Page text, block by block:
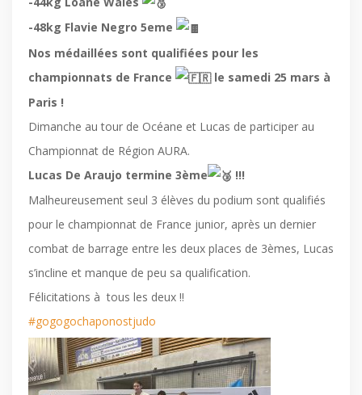
-48kg Flavie Negro 5eme
Nos médaillées sont qualifiées pour les
championnats de France
le samedi 25 mars à
Paris !
Dimanche au tour de Océane et Lucas de participer au
Championnat de Région AURA.
Lucas De Araujo termine 3ème
!!!
Malheureusement seul 3 élèves du podium sont qualifiés
pour le championnat de France junior, après un dernier
combat de barrage entre les deux places de 3èmes, Lucas
s’incline et manque de peu sa qualification.
Félicitations à tous les deux !!
#gogogochaponostjudo